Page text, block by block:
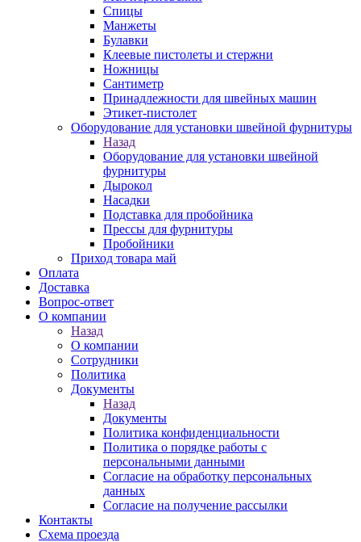
Спицы
Манжеты
Булавки
Клеевые пистолеты и стержни
Ножницы
Сантиметр
Принадлежности для швейных машин
Этикет-пистолет
Оборудование для установки швейной фурнитуры
Назад
Оборудование для установки швейной
фурнитуры
Дырокол
Насадки
Подставка для пробойника
Прессы для фурнитуры
Пробойники
Приход товара май
Оплата
Доставка
Вопрос-ответ
О компании
Назад
О компании
Сотрудники
Политика
Документы
Назад
Документы
Политика конфиденциальности
Политика о порядке работы с
персональными данными
Согласие на обработку персональных
данных
Согласие на получение рассылки
Контакты
Схема проезда